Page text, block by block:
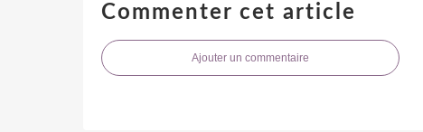
Commenter cet article
Ajouter un commentaire